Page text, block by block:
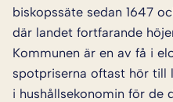
biskopssäte sedan 1647
där landet fortfarande
Kommunen är en av få i
spotpriserna oftast hör till
i hushållsekonomin för de